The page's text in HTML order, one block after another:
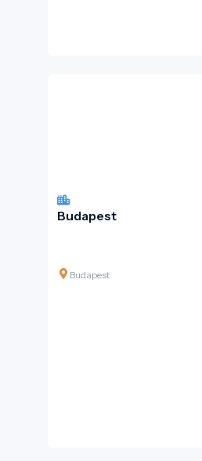
Budapest
Budapest